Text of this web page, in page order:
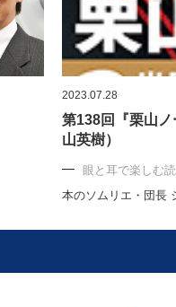
2023.07.28
第138回『栗山
山英樹）
眼と耳で楽しむ
本のソムリエ・団長